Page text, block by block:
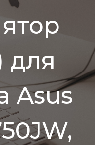
для
Asus